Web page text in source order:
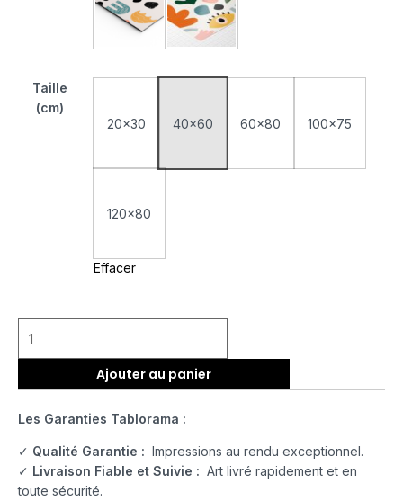
Tableau AluminiumPoster sur Papier Photo
Taille
(cm)
20x30
40x60 60x80 100x75
120x80
Effacer
Ajouter au panier
Les Garanties Tablorama :
✓ Qualité Garantie : Impressions au rendu exceptionnel.
✓ Livraison Fiable et Suivie : Art livré rapidement et en
toute sécurité.